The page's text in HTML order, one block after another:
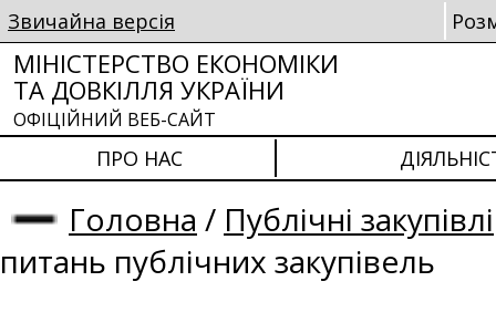
Звичайна версія
МІНІСТЕРСТВО ЕКОНОМІКИ
ТА ДОВКІЛЛЯ УКРАЇНИ
ОФІЦІЙНИЙ ВЕБ-САЙТ
ПРО НАС
Головна / Публічні закупівлі
питань публічних закупівель